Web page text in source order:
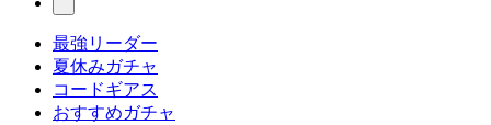
最強リーダー
夏休みガチャ
コードギアス
おすすめガチャ